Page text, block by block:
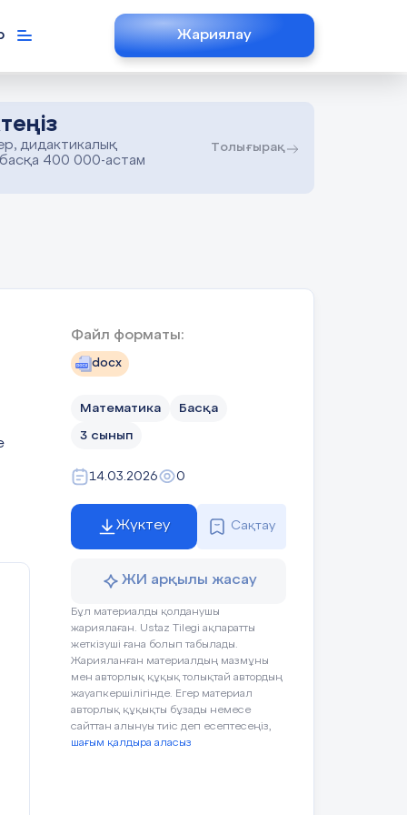
Жариялау
дидактикалық
400 000-астам
Толығырақ
Файл форматы:
docx
Математика Басқа
3 сынып
14.03.2026 0
Жүктеу Сақтау
ЖИ арқылы жасау
Бұл материалды қолданушы
жариялаған. Ustaz Tilegi ақпаратты
жеткізуші ғана болып табылады.
Жарияланған материалдың мазмұны
мен авторлық құқық толықтай автордың
жауапкершілігінде. Егер материал
авторлық құқықты бұзады немесе
сайттан алынуы тиіс деп есептесеңіз,
шағым қалдыра аласыз